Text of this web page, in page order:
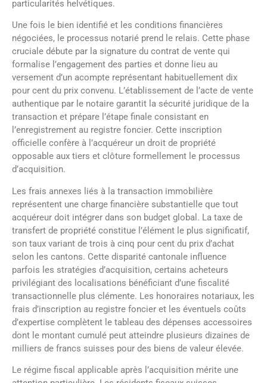
particularités helvétiques.
Une fois le bien identifié et les conditions financières
négociées, le processus notarié prend le relais. Cette phase
cruciale débute par la signature du contrat de vente qui
formalise l’engagement des parties et donne lieu au
versement d’un acompte représentant habituellement dix
pour cent du prix convenu. L’établissement de l’acte de vente
authentique par le notaire garantit la sécurité juridique de la
transaction et prépare l’étape finale consistant en
l’enregistrement au registre foncier. Cette inscription
officielle confère à l’acquéreur un droit de propriété
opposable aux tiers et clôture formellement le processus
d’acquisition.
Les frais annexes liés à la transaction immobilière
représentent une charge financière substantielle que tout
acquéreur doit intégrer dans son budget global. La taxe de
transfert de propriété constitue l’élément le plus significatif,
son taux variant de trois à cinq pour cent du prix d’achat
selon les cantons. Cette disparité cantonale influence
parfois les stratégies d’acquisition, certains acheteurs
privilégiant des localisations bénéficiant d’une fiscalité
transactionnelle plus clémente. Les honoraires notariaux, les
frais d’inscription au registre foncier et les éventuels coûts
d’expertise complètent le tableau des dépenses accessoires
dont le montant cumulé peut atteindre plusieurs dizaines de
milliers de francs suisses pour des biens de valeur élevée.
Le régime fiscal applicable après l’acquisition mérite une